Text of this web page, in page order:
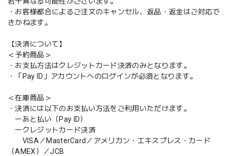
・お客様都合によるご注文のキャンセル、返品・返金はご対応で
きかねます。
【決済について】
＜予約商品＞
・お支払方法はクレジットカード決済のみとなります。
・「Pay ID」アカウントへのログインが必須となります。
＜在庫商品＞
・決済には以下のお支払い方法をご利用いただけます。
ーあと払い（Pay ID）
ークレジットカード決済
VISA／MasterCard／アメリカン・エキスプレス・カード
（AMEX）／JCB